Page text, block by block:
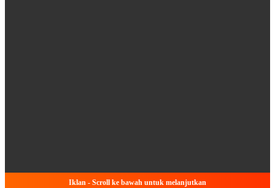
Iklan - Scroll ke bawah untuk melanjutkan